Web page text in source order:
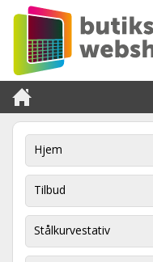
Hjem
Tilbud
Stålkurvestativ